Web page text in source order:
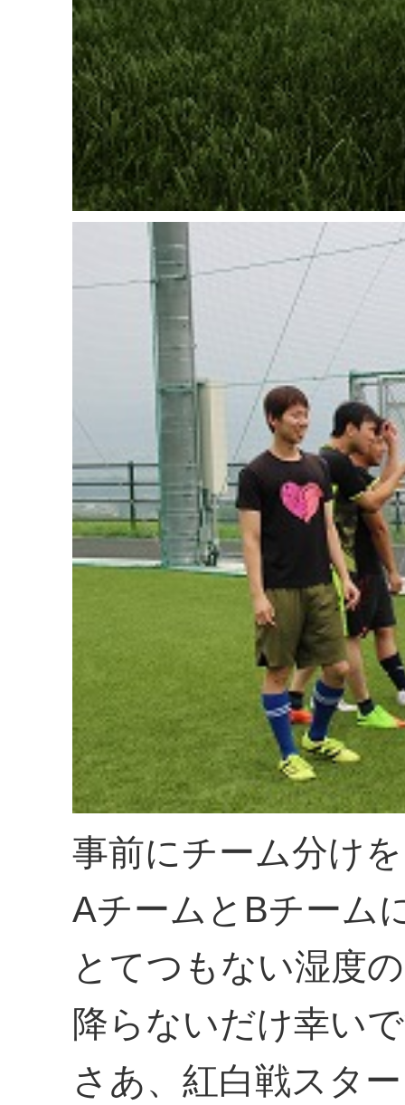
事前にチーム分け
AチームとBチーム
とてつもない湿度
降らないだけ幸い
さあ、紅白戦スタ